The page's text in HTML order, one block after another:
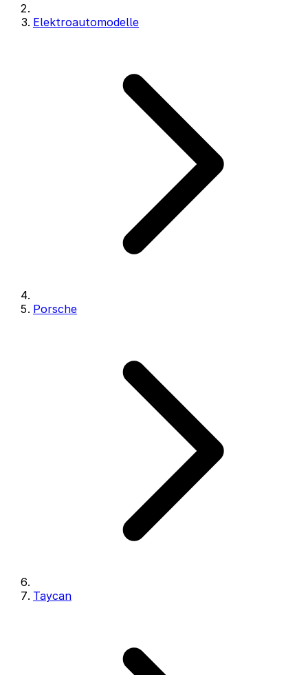
Elektroautomodelle
Porsche
Taycan